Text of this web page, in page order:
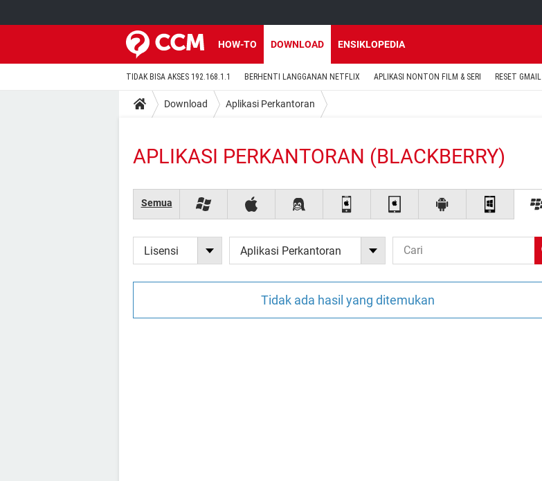
HOW-TO DOWNLOAD ENSIKLOPEDIA
TIDAK BISA AKSES 192.168.1.1 BERHENTI LANGGANAN NETFLIX APLIKASI NONTON FILM & SERI RESET GMAIL
Download Aplikasi Perkantoran
APLIKASI PERKANTORAN (BLACKBERRY)
Semua
Lisensi Aplikasi Perkantoran
Tidak ada hasil yang ditemukan